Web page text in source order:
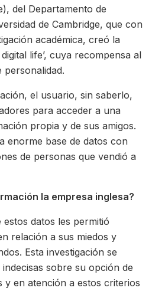
del Departamento de
de Cambridge, que con
académica, creó la
life’, cuya recompensa al
el usuario, sin saberlo,
para acceder a una
propia y de sus amigos.
enorme base de datos con
de personas que vendió a
la empresa inglesa?
estos datos les permitió
relación a sus miedos y
Esta investigación se
sobre su opción de
y en atención a estos criterios